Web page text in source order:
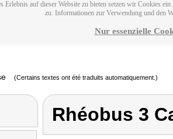
Erlebnis auf dieser Website zu bieten setzen wir Cookies
zu. Informationen zur Verwendung und den
Nur essenzielle
(Certains textes ont été traduits automatiquement.)
Rhéobus 3